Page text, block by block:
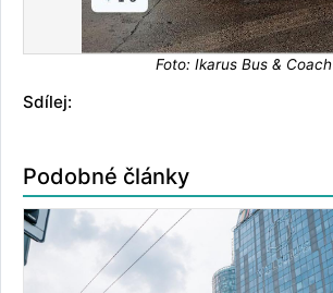
Foto: Ikarus Bus & Coach
Sdílej:
Podobné články